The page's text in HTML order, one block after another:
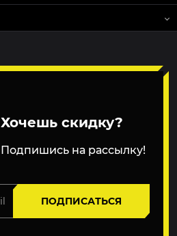
Хочешь скидку?
Подпишись на рассылку!
ПОДПИСАТЬСЯ